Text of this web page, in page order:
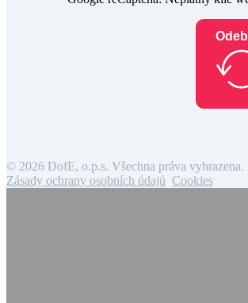
© 2026 DofE, o.p.s. Všechna práva vyhrazena.
Zásady ochrany osobních údajů Cookies